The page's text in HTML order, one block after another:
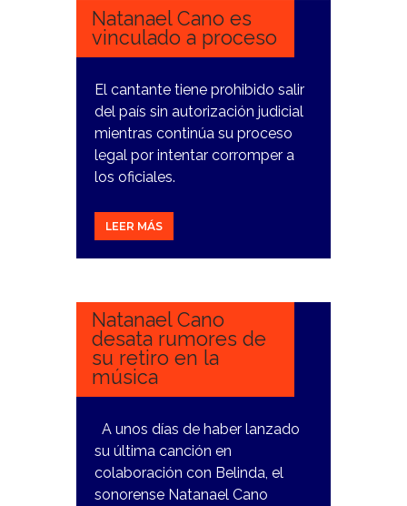
Natanael Cano es
vinculado a proceso
El cantante tiene prohibido salir
del país sin autorización judicial
mientras continúa su proceso
legal por intentar corromper a
los oficiales.
LEER MÁS
14
Natanael Cano
desata rumores de
su retiro en la
música
A unos días de haber lanzado
su última canción en
colaboración con Belinda, el
sonorense Natanael Cano